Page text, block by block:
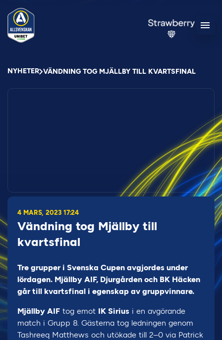
NYHETER VÄNDNING TOG MJÄLLBY TILL KVARTSFINAL
4 MARS, 2023 17:24
Vändning tog Mjällby till
kvartsfinal
Tre grupper i Svenska Cupen avgjordes under
lördagen. Mjällby AIF, Djurgården och BK Häcken
går till kvartsfinal i egenskap av gruppvinnare.
Mjällby AIF tog emot IK Sirius i en avgörande
match i Grupp 8. Gästerna tog ledningen genom
Tashreeq Matthews och utökade till 2–0 via Patrick